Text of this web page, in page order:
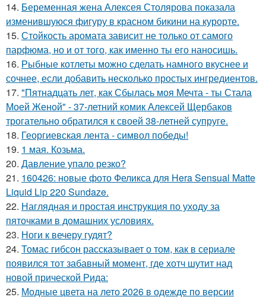
14. Беременная жена Алексея Столярова показала
изменившуюся фигуру в красном бикини на курорте.
15. Стойкость аромата зависит не только от самого
парфюма, но и от того, как именно ты его наносишь.
16. Рыбные котлеты можно сделать намного вкуснее и
сочнее, если добавить несколько простых ингредиентов.
17. "Пятнадцать лет, как Сбылась моя Мечта - ты Стала
Моей Женой" - 37-летний комик Алексей Щербаков
трогательно обратился к своей 38-летней супруге.
18. Георгиевская лента - символ победы!
19. 1 мая. Козьма.
20. Давление упало резко?
21. 160426: новые фото Феликса для Hera Sensual Matte
Liquid Lip 220 Sundaze.
22. Наглядная и простая инструкция по уходу за
пяточками в домашних условиях.
23. Ноги к вечеру гудят?
24. Томас гибсон рассказывает о том, как в сериале
появился тот забавный момент, где хотч шутит над
новой прической Рида:
25. Модные цвета на лето 2026 в одежде по версии